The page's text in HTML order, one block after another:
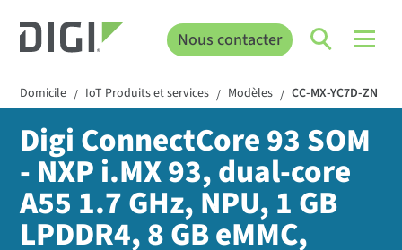
Nous contacter
Domicile / IoT Produits et services / Modèles / CC-MX-YC7D-ZN
Digi ConnectCore 93 SOM
- NXP i.MX 93, dual-core
A55 1.7 GHz, NPU, 1 GB
LPDDR4, 8 GB eMMC,